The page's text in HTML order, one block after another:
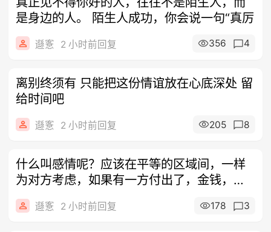
是身边的人。 陌生人成功，你会说一句“真厉
邎愙 2 小时前回复 356 4
离别终须有 只能把这份情谊放在心底深处 留
给时间吧
邎愙 2 小时前回复 205 8
什么叫感情呢？应该在平等的区域间，一样
为对方考虑，如果有一方付出了，金钱，得
不到
邎愙 2 小时前回复 178 3